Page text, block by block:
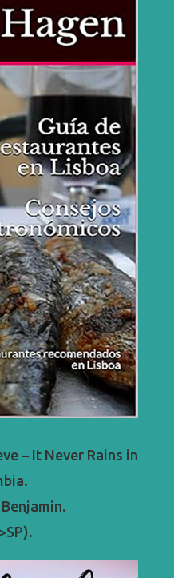
– It Never Rains in